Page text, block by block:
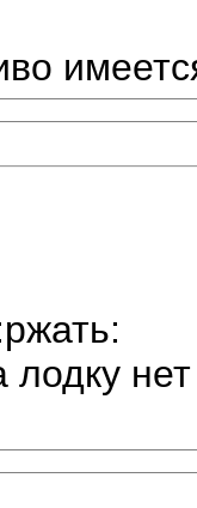
лодку